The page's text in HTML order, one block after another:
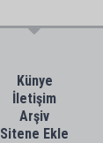
Künye
İletişim
Arşiv
Sitene Ekle